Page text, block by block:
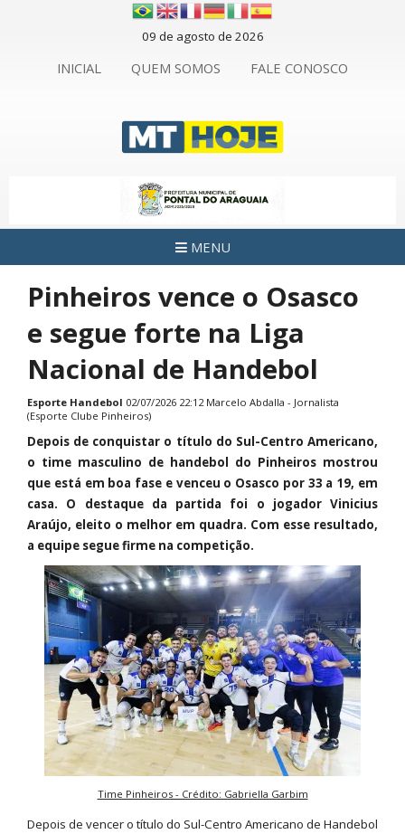
09 de agosto de 2026
INICIAL QUEM SOMOS FALE CONOSCO
MENU
Pinheiros vence o Osasco
e segue forte na Liga
Nacional de Handebol
Esporte Handebol 02/07/2026 22:12 Marcelo Abdalla - Jornalista
(Esporte Clube Pinheiros)
Depois de conquistar o título do Sul-Centro Americano,
o time masculino de handebol do Pinheiros mostrou
que está em boa fase e venceu o Osasco por 33 a 19, em
casa. O destaque da partida foi o jogador Vinicius
Araújo, eleito o melhor em quadra. Com esse resultado,
a equipe segue firme na competição.
Time Pinheiros - Crédito: Gabriella Garbim
Depois de vencer o título do Sul-Centro Americano de Handebol